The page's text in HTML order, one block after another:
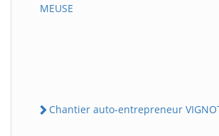
MEUSE
Chantier auto-entrepreneur